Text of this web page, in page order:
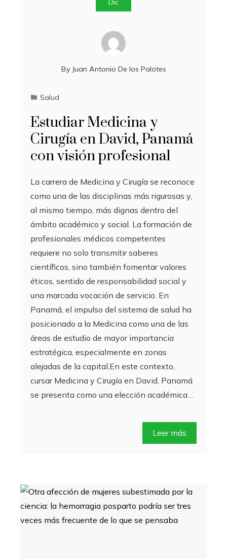
Dic
By Juan Antonio De los Palotes
Salud
Estudiar Medicina y
Cirugía en David, Panamá
con visión profesional
La carrera de Medicina y Cirugía se reconoce
como una de las disciplinas más rigurosas y,
al mismo tiempo, más dignas dentro del
ámbito académico y social. La formación de
profesionales médicos competentes
requiere no solo transmitir saberes
científicos, sino también fomentar valores
éticos, sentido de responsabilidad social y
una marcada vocación de servicio. En
Panamá, el impulso del sistema de salud ha
posicionado a la Medicina como una de las
áreas de estudio de mayor importancia
estratégica, especialmente en zonas
alejadas de la capital.En este contexto,
cursar Medicina y Cirugía en David, Panamá
se presenta como una elección académica…
Leer más